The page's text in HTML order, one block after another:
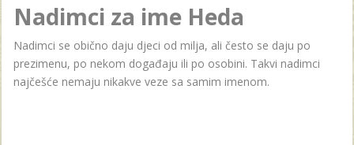
Nadimci za ime Heda
Nadimci se obično daju djeci od milja, ali često se daju po
prezimenu, po nekom događaju ili po osobini. Takvi nadimci
najčešće nemaju nikakve veze sa samim imenom.